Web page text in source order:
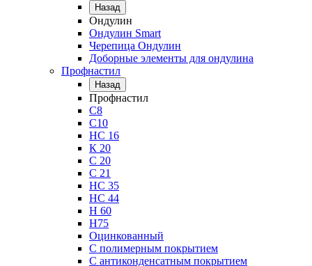
Назад
Ондулин
Ондулин Smart
Черепица Ондулин
Доборные элементы для ондулина
Профнастил
Назад
Профнастил
С8
С10
НС 16
К 20
С 20
С 21
НС 35
НС 44
Н 60
Н75
Оцинкованный
С полимерным покрытием
С антиконденсатным покрытием